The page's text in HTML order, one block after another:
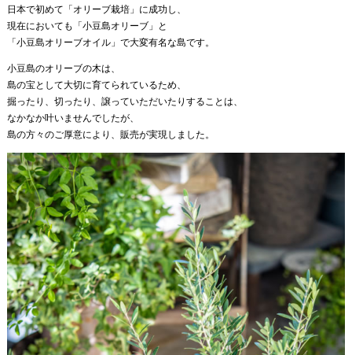
日本で初めて「オリーブ栽培」に成功し、
現在においても「小豆島オリーブ」と
「小豆島オリーブオイル」で大変有名な島です。
小豆島のオリーブの木は、
島の宝として大切に育てられているため、
掘ったり、切ったり、譲っていただいたりすることは、
なかなか叶いませんでしたが、
島の方々のご厚意により、販売が実現しました。